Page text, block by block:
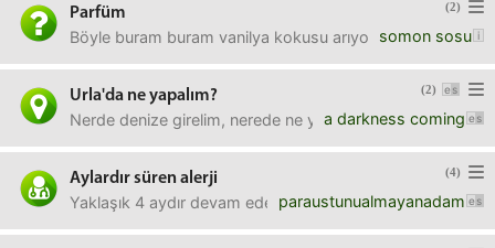
(2)
Parfüm
somon sosu
Böyle buram buram vanilya kokusu arıyorum .Erkek için
(2)
Urla'da ne yapalım?
a darkness coming
Nerde denize girelim, nerede ne yiyelim? Tikleri hemennn
(4)
Aylardır süren alerji
paraustunualmayanadam
Yaklaşık 4 aydır devam eden hapşırma, burun